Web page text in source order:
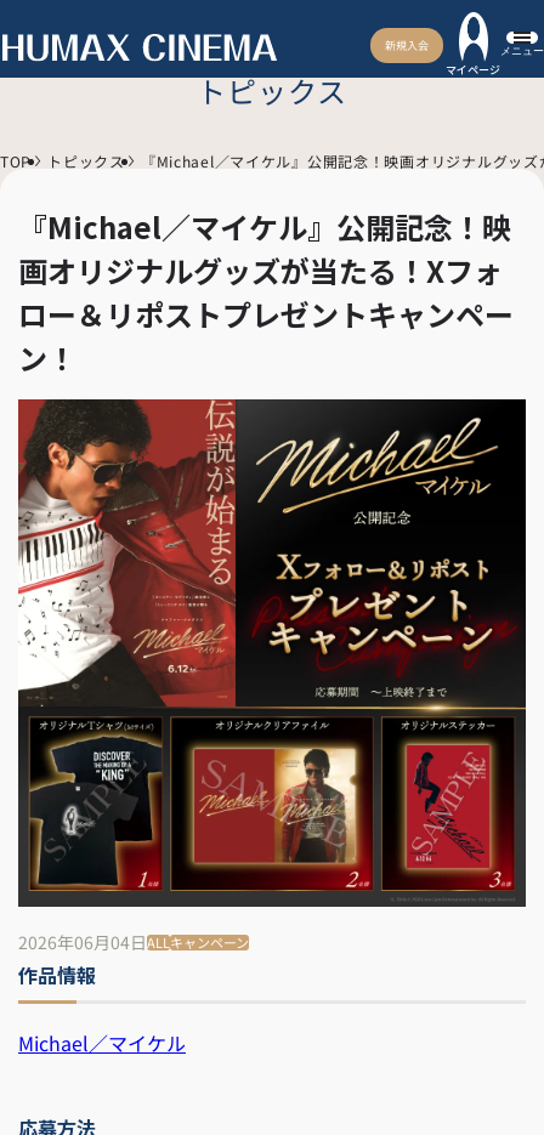
新規入会
マイページ
メニュー
トピックス
TOP トピックス 『Michael／マイケル』公開記念！映画オリジナルグッ
『Michael／マイケル』公開記念！映
画オリジナルグッズが当たる！Xフォ
ロー＆リポストプレゼントキャンペー
ン！
2026年06月04日ALLキャンペーン
作品情報
Michael／マイケル
応募方法